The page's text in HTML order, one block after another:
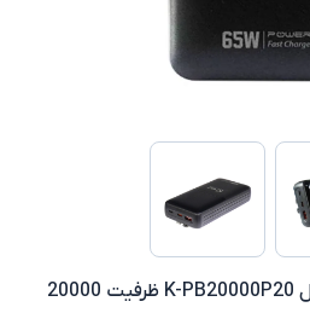
پاوربانک استوک کی نت مدل K-PB20000P20 ظرفیت 20000